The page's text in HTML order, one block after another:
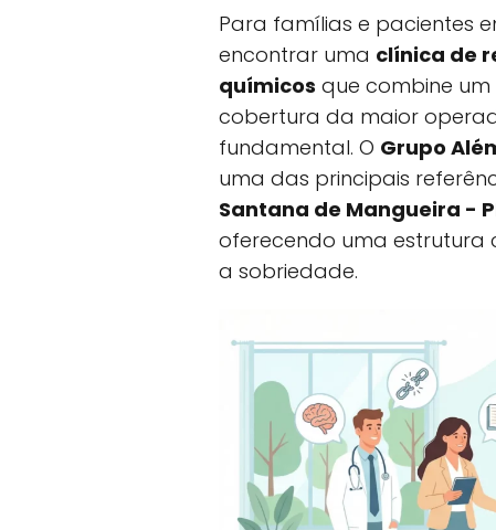
Para famílias e pacientes
encontrar uma clínica de
químicos que combine
cobertura da maior
fundamental. O Grupo
uma das principais
Santana de Mangueira -
oferecendo uma estrutura
a sobriedade.